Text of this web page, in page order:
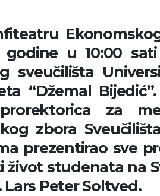
godine u 10:00
sveučilišta
“Džemal
za
zbora
prezentirao sve
život studenata na
Lars Peter Soltved.